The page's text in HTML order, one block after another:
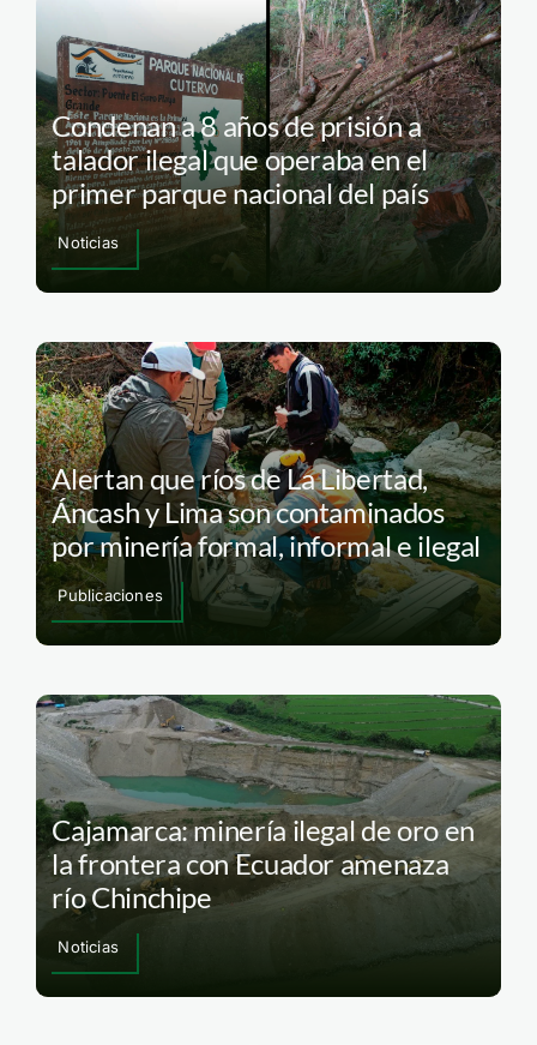
Condenan a 8 años de prisión a
talador ilegal que operaba en el
primer parque nacional del país
Noticias
Alertan que ríos de La Libertad,
Áncash y Lima son contaminados
por minería formal, informal e ilegal
Publicaciones
Cajamarca: minería ilegal de oro en
la frontera con Ecuador amenaza
río Chinchipe
Noticias